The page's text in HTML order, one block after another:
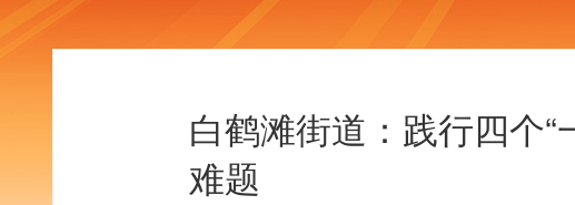
白鹤滩街道：践行四个
难题